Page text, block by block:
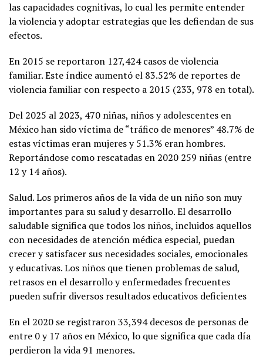
las capacidades cognitivas, lo cual les permite entender
la violencia y adoptar estrategias que les defiendan de sus
efectos.
En 2015 se reportaron 127,424 casos de violencia
familiar. Este índice aumentó el 83.52% de reportes de
violencia familiar con respecto a 2015 (233, 978 en total).
Del 2025 al 2023, 470 niñas, niños y adolescentes en
México han sido víctima de “tráfico de menores” 48.7% de
estas víctimas eran mujeres y 51.3% eran hombres.
Reportándose como rescatadas en 2020 259 niñas (entre
12 y 14 años).
Salud. Los primeros años de la vida de un niño son muy
importantes para su salud y desarrollo. El desarrollo
saludable significa que todos los niños, incluidos aquellos
con necesidades de atención médica especial, puedan
crecer y satisfacer sus necesidades sociales, emocionales
y educativas. Los niños que tienen problemas de salud,
retrasos en el desarrollo y enfermedades frecuentes
pueden sufrir diversos resultados educativos deficientes
En el 2020 se registraron 33,394 decesos de personas de
entre 0 y 17 años en México, lo que significa que cada día
perdieron la vida 91 menores.